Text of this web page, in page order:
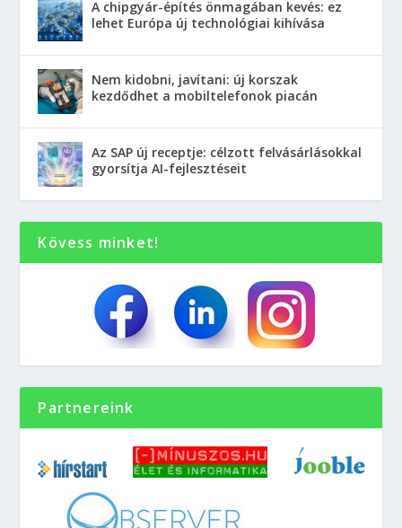
A chipgyár-építés önmagában kevés: ez
lehet Európa új technológiai kihívása
Nem kidobni, javítani: új korszak
kezdődhet a mobiltelefonok piacán
Az SAP új receptje: célzott felvásárlásokkal
gyorsítja AI-fejlesztéseit
Kövess minket!
Partnereink